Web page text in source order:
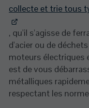
collecte et trie tous
, qu'il s'agisse de
d'acier ou de
moteurs électriques
est de vous
métalliques
respectant les